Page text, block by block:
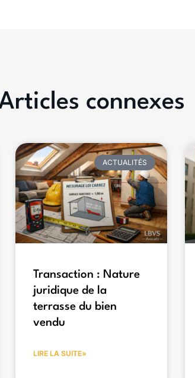
connexes
ACTUALITÉS
Transaction : Nature
juridique de la
terrasse du bien
vendu
LIRE LA SUITE»